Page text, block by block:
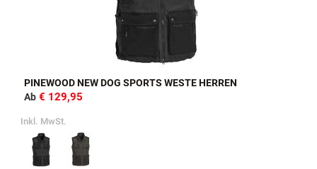
PINEWOOD NEW DOG SPORTS WESTE HERREN
Ab € 129,95
Inkl. MwSt.